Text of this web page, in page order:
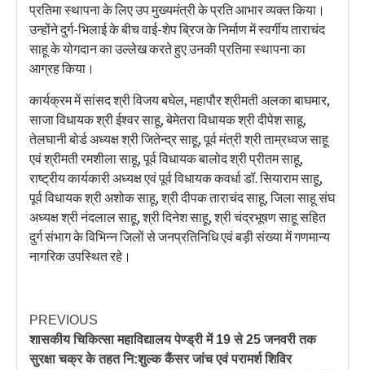
प्रतिमा स्थापना के लिए उप मुख्यमंत्री के प्रति आभार व्यक्त किया।
उन्होंने दुर्ग-भिलाई के बीच वाई-शेप ब्रिज के निर्माण में स्वर्गीय ताराचंद
साहू के योगदान का उल्लेख करते हुए उनकी प्रतिमा स्थापना का
आग्रह किया।
कार्यक्रम में सांसद श्री विजय बघेल, महापौर श्रीमती अलका बाघमार,
साजा विधायक श्री ईश्वर साहू, बेमेतरा विधायक श्री दीपेश साहू,
तेलघानी बोर्ड अध्यक्ष श्री जितेन्द्र साहू, पूर्व मंत्री श्री ताम्रध्वज साहू
एवं श्रीमती रमशीला साहू, पूर्व विधायक बालोद श्री प्रीतम साहू,
राष्ट्रीय कार्यकारी अध्यक्ष एवं पूर्व विधायक कवर्धा डॉ. सियाराम साहू,
पूर्व विधायक श्री अशोक साहू, श्री दीपक ताराचंद साहू, जिला साहू संघ
अध्यक्ष श्री नंदलाल साहू, श्री दिनेश साहू, श्री चंद्रभूषण साहू सहित
दुर्ग संभाग के विभिन्न जिलों से जनप्रतिनिधि एवं बड़ी संख्या में गणमान्य
नागरिक उपस्थित रहे।
PREVIOUS
शासकीय चिकित्सा महाविद्यालय पेण्ड्री में 19 से 25 जनवरी तक
सुरक्षा चक्र के तहत नि:शुल्क कैंसर जांच एवं परामर्श शिविर